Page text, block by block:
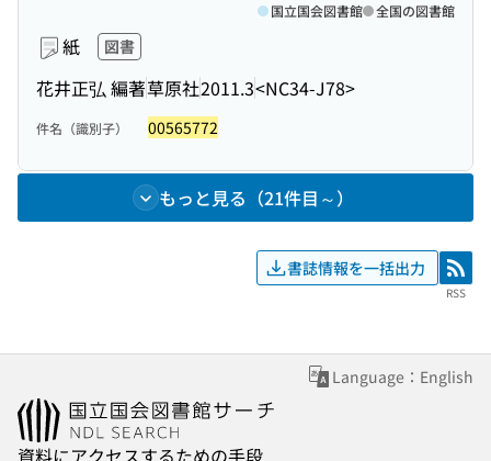
紙 図書
花井正弘 編著草原社2011.3<NC34-J78>
国立国会図書館 全国の図書館
件名（識別子） 00565772
もっと見る（21件目～）
書誌情報を一括出力 RSS
RSS
Language：English
資料にアクセスするための手段